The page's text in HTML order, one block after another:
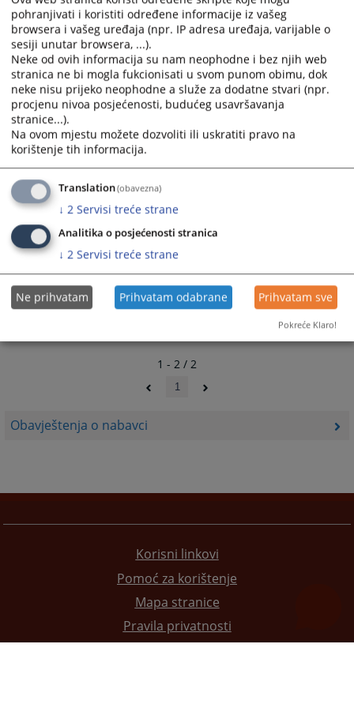
Obavještenja o nabavci
calendar
and
select
a
date.
Press
the
question
mark
key
get
the
keyboard
shortcuts
for
changing
dates.
calendar
and
select
a
date.
Press
question
mark
key
to
get
keyboard
shortcuts
for
changing
dates.
16.03.2021.
1 - 2 / 2
1
Korisni linkovi
Pomoć za korištenje
Mapa stranice
Pravila privatnosti
pohranjivati i koristiti određene informacije iz vašeg
browsera i vašeg uređaja (npr. IP adresa uređaja, varijable o
sesiji unutar browsera, ...).
Neke od ovih informacija su nam neophodne i bez njih web
stranica ne bi mogla fukcionisati u svom punom obimu, dok
neke nisu prijeko neophodne a služe za dodatne stvari (npr.
procjenu nivoa posjećenosti, budućeg usavršavanja
stranice...).
Na ovom mjestu možete dozvoliti ili uskratiti pravo na
korištenje tih informacija.
Translation(obavezna)
↓ 2 Servisi treće strane
Analitika o posjećenosti stranica
↓ 2 Servisi treće strane
Ne prihvatam Prihvatam odabrane Prihvatam sve
Pokreće Klaro!